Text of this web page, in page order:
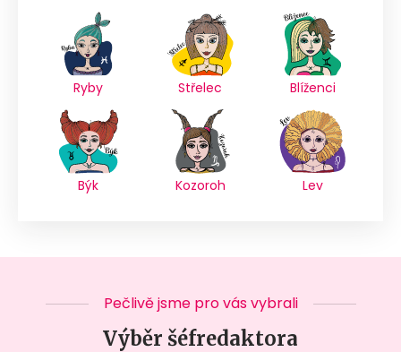
Ryby Střelec Blíženci
Býk Kozoroh Lev
Pečlivě jsme pro vás vybrali
Výběr šéfredaktora